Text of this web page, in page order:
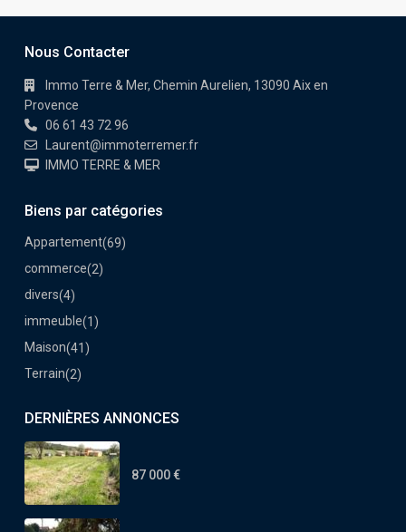
Nous Contacter
Immo Terre & Mer, Chemin Aurelien, 13090 Aix en
Provence
06 61 43 72 96
Laurent@immoterremer.fr
IMMO TERRE & MER
Biens par catégories
Appartement(69)
commerce(2)
divers(4)
immeuble(1)
Maison(41)
Terrain(2)
DERNIÈRES ANNONCES
87 000 €